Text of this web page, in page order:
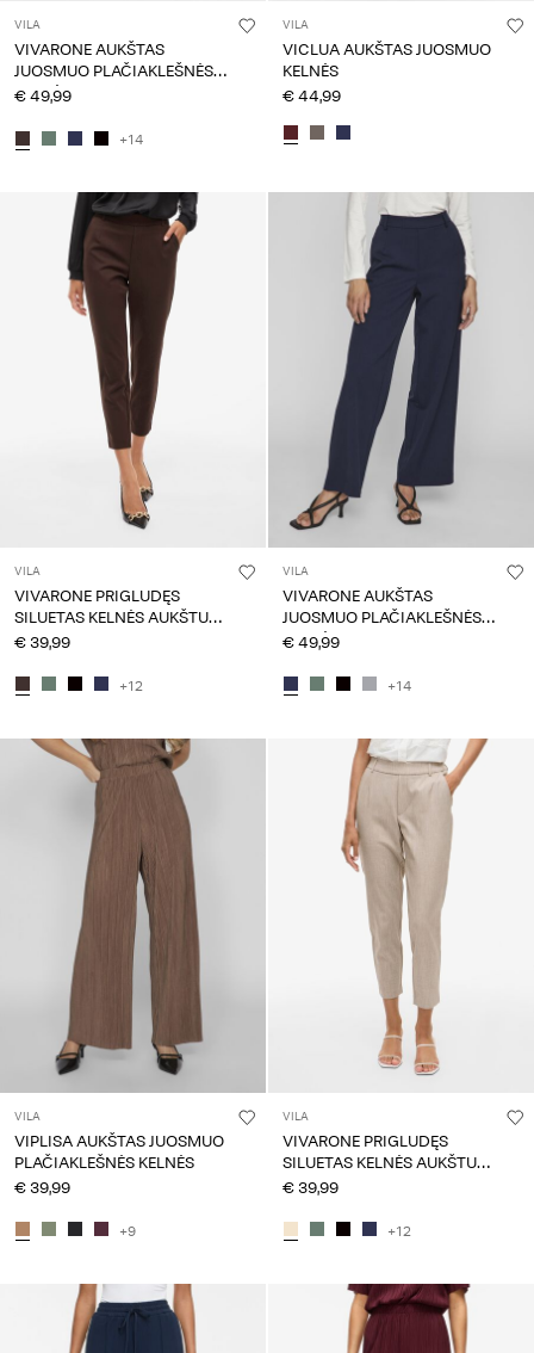
VILA
VIVARONE AUKŠTAS
JUOSMUO PLAČIAKLEŠNĖS
KELNĖS
€ 49,99
+14
VILA
VICLUA AUKŠTAS JUOSMUO
KELNĖS
€ 44,99
VILA
VIVARONE PRIGLUDĘS
SILUETAS KELNĖS AUKŠTU
JUOSMENIU
€ 39,99
+12
VILA
VIVARONE AUKŠTAS
JUOSMUO PLAČIAKLEŠNĖS
KELNĖS
€ 49,99
+14
VILA
VIPLISA AUKŠTAS JUOSMUO
PLAČIAKLEŠNĖS KELNĖS
€ 39,99
+9
VILA
VIVARONE PRIGLUDĘS
SILUETAS KELNĖS AUKŠTU
JUOSMENIU
€ 39,99
+12